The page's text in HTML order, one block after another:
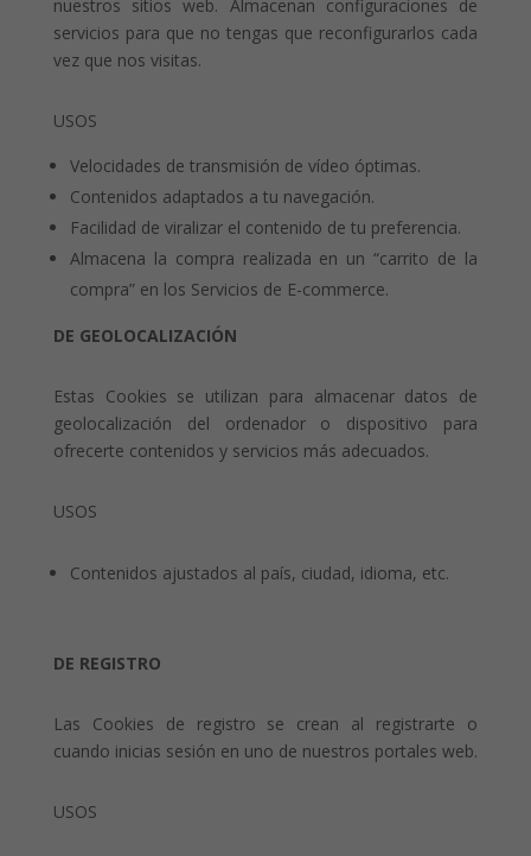
nuestros sitios web. Almacenan configuraciones de
servicios para que no tengas que reconfigurarlos cada
vez que nos visitas.
USOS
Velocidades de transmisión de vídeo óptimas.
Contenidos adaptados a tu navegación.
Facilidad de viralizar el contenido de tu preferencia.
Almacena la compra realizada en un “carrito de la
compra” en los Servicios de E-commerce.
DE GEOLOCALIZACIÓN
Estas Cookies se utilizan para almacenar datos de
geolocalización del ordenador o dispositivo para
ofrecerte contenidos y servicios más adecuados.
USOS
Contenidos ajustados al país, ciudad, idioma, etc.
DE REGISTRO
Las Cookies de registro se crean al registrarte o
cuando inicias sesión en uno de nuestros portales web.
USOS